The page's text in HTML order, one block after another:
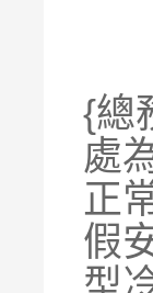
{總
處
正
假